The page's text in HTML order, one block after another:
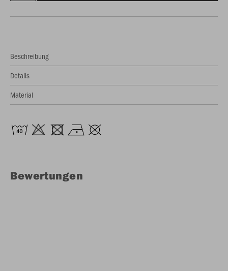
Beschreibung
Details
Material
Bewertungen